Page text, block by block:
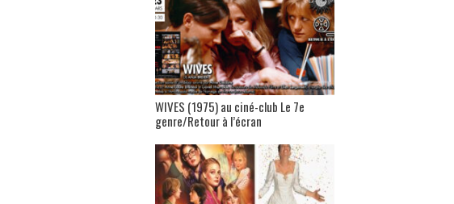
WIVES (1975) au ciné-club Le 7e
genre/Retour à l’écran